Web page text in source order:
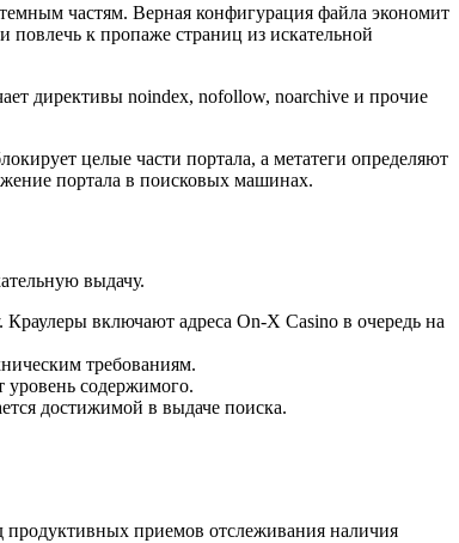
частям. Верная конфигурация файла экономит
повлечь к пропаже страниц из искательной
директивы noindex, nofollow, noarchive и прочие
целые части портала, а метатеги определяют
портала в поисковых машинах.
выдачу.
включают адреса On-X Casino в очередь на
требованиям.
содержимого.
достижимой в выдаче поиска.
приемов отслеживания наличия